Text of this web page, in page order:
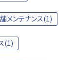
メンテナンス(1)
(1)